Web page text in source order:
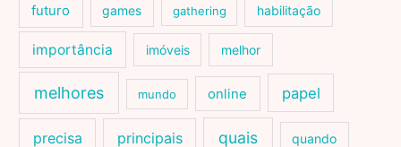
futuro games gathering habilitação
importância imóveis melhor
melhores mundo online papel
precisa principais quais quando